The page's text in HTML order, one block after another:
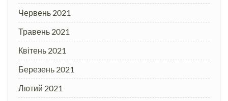
Червень 2021
Травень 2021
Квітень 2021
Березень 2021
Лютий 2021